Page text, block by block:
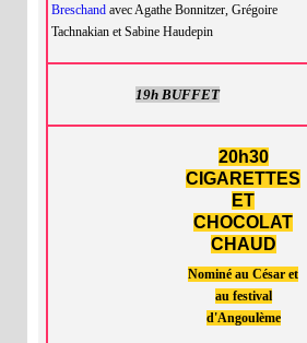
Breschand avec Agathe Bonnitzer, Grégoire
Tachnakian et Sabine Haudepin
19h BUFFET
20h30
CIGARETTES
ET
CHOCOLAT
CHAUD
Nominé au César et
au festival
d'Angoulème